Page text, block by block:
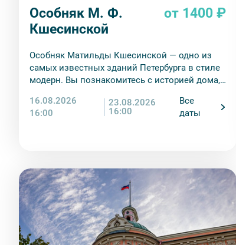
Особняк М. Ф.
Кшесинской
от 1400 ₽
Особняк Матильды Кшесинской — одно из
самых известных зданий Петербурга в стиле
модерн. Вы познакомитесь с историей дома,
Матильды Кшесинской. Узнаете, какие
отношения ее связывали с мужчинами дома
16.08.2026
16:00
23.08.2026
16:00
Все
даты